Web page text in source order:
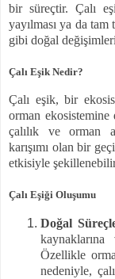
bir süreçtir. Çalı
yayılması ya da tam
gibi doğal
Çalı Eşik Nedir?
Çalı eşik, bir
orman ekosistemine
çalılık ve orman
karışımı olan bir
etkisiyle
Çalı Eşiği Oluşumu
Doğal
Özellikle
nedeniyle,